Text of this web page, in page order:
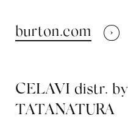
burton.com
CELAVI distr. by
TATANATURA